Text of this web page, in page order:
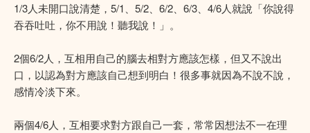
1/3人未開口說清楚，5/1、5/2、6/2、6/3、4/6人就說「你說得
吞吞吐吐，你不用說！聽我說！」。
2個6/2人，互相用自己的腦去相對方應該怎樣，但又不說出
口，以認為對方應該自己想到明白！很多事就因為不說不說，
感情冷淡下來。
兩個4/6人，互相要求對方跟自己一套，常常因想法不一在理